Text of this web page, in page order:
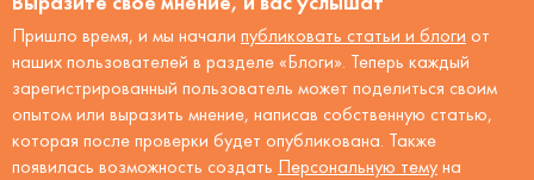
Пришло время, и мы начали публиковать статьи и блоги от
наших пользователей в разделе «Блоги». Теперь каждый
зарегистрированный пользователь может поделиться своим
опытом или выразить мнение, написав собственную статью,
которая после проверки будет опубликована. Также
появилась возможность создать Персональную тему на